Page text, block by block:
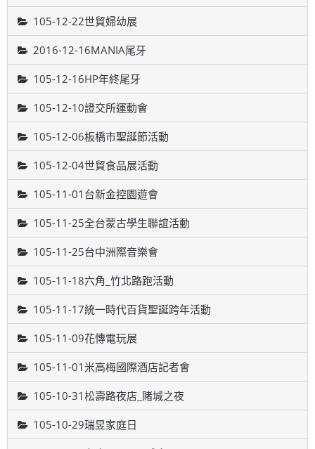
105-12-22世貿婦幼展
2016-12-16MANIA尾牙
105-12-16HP年終尾牙
105-12-10證交所運動會
105-12-06板橋市聖誕節活動
105-12-04世貿食品展活動
105-11-01台新金控園遊會
105-11-25全台蒙古學生聯誼活動
105-11-25台中洲際音樂會
105-11-18六角_竹北路跑活動
105-11-17統一時代百貨聖誕跨年活動
105-11-09花慱電玩展
105-11-01米高梅國際酒店記者會
105-10-31松壽路夜店_賭城之夜
105-10-29瑞昱家庭日